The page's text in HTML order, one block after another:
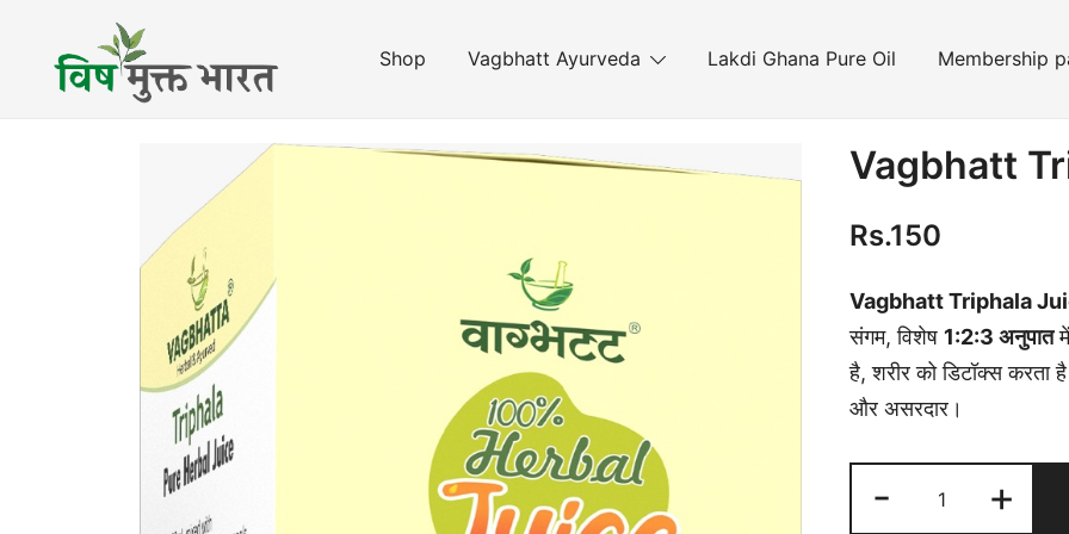
content
Shop Vagbhatt Ayurveda Lakdi Ghana Pure Oil Membership
Vagbhatt
Rs.150
Vagbhatt Triphala
संगम, विशेष 1:2:3 अनुपात
है, शरीर को डिटॉक्स करता
और असरदार।
-
Triphala
+